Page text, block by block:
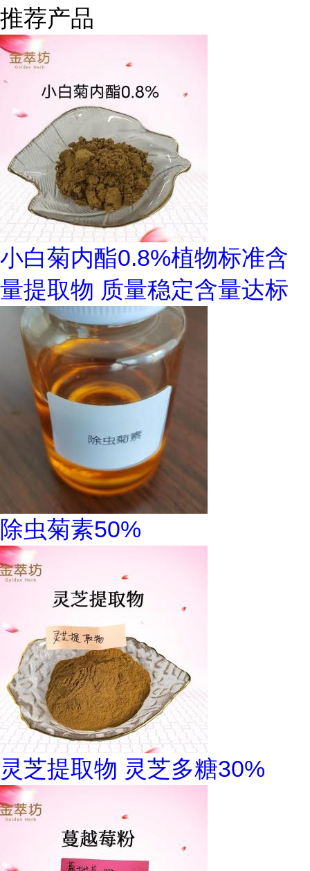
推荐产品
小白菊内酯0.8%植物标准含
量提取物 质量稳定含量达标
除虫菊素50%
灵芝提取物 灵芝多糖30%